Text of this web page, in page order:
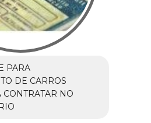
PARA
DE CARROS
CONTRATAR NO